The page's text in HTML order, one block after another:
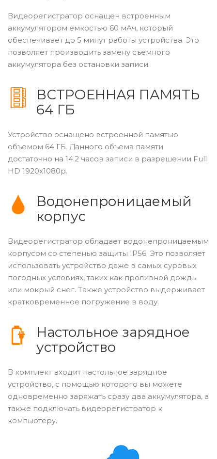
Видеорегистратор оснащен встроенным
аккумулятором емкостью 60 мАч, который
обеспечивает до 5 минут работы устройства. Это
позволяет производить замену съемного
аккумулятора без остановки записи.
ВСТРОЕННАЯ ПАМЯТЬ
64 ГБ
Устройство оснащено встроенной памятью
объемом 64 ГБ. Данного объема памяти
достаточно на 14.2 часов записи в разрешении Full
HD 1920x1080p.
Водонепроницаемый
корпус
Видеорегистратор обладает водонепроницаемым
корпусом со степенью защиты IP56. Это позволяет
использовать устройство даже в самых суровых
погодных условиях, таких как проливной дождь
или мокрый снег. Также устройство выдерживает
кратковременное погружение в воду.
Настольное зарядное
устройство
В комплект входит настольное зарядное
устройство, с помощью которого вы можете
одновременно заряжать сразу два аккумулятора, а
также подключать видеорегистратор к
компьютеру.